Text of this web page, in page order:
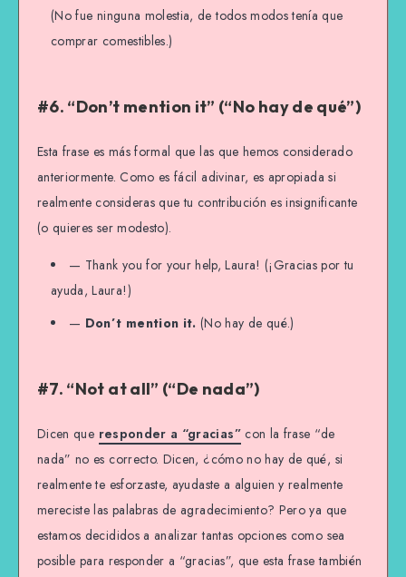
(No fue ninguna molestia, de todos modos tenía que
comprar comestibles.)
#6. “Don’t mention it” (“No hay de qué”)
Esta frase es más formal que las que hemos considerado
anteriormente. Como es fácil adivinar, es apropiada si
realmente consideras que tu contribución es insignificante
(o quieres ser modesto).
— Thank you for your help, Laura! (¡Gracias por tu
ayuda, Laura!)
— Don’t mention it. (No hay de qué.)
#7. “Not at all” (“De nada”)
Dicen que responder a “gracias”con la frase “de
nada” no es correcto. Dicen, ¿cómo no hay de qué, si
realmente te esforzaste, ayudaste a alguien y realmente
mereciste las palabras de agradecimiento? Pero ya que
estamos decididos a analizar tantas opciones como sea
posible para responder a “gracias”, que esta frase también